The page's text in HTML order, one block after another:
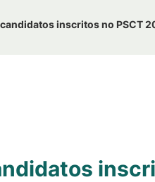
inscritos no PSCT